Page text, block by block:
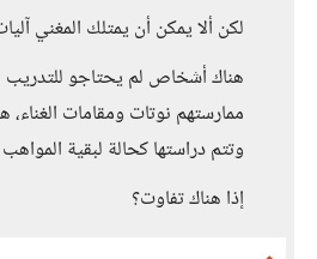
لكن ألا يمكن أن يمتلك المغني
هناك أشخاص لم يحتاجو
ممارستهم نوتات ومقامات
وتتم دراستها كحالة لبقية المواهب
إذا هناك تفاوت؟